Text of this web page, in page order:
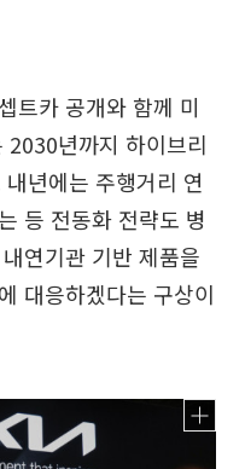
트카 공개와 함께 미
년까지 하이브리
년에는 주행거리 연
등 전동화 전략도 병
연기관 기반 제품을
대응하겠다는 구상이